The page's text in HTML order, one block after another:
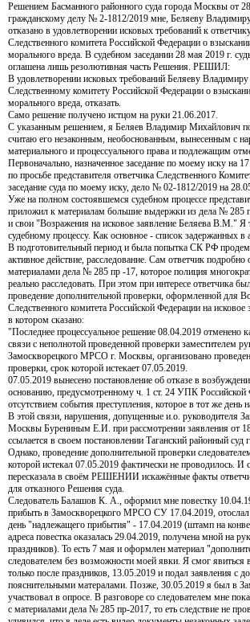
Решением Басманного районного суда города Москвы от
гражданскому делу № 2-1812/2019 мне, Беляеву
отказано в удовлетворении исковых требований к
Следственного комитета Российской Федерации о
морального вреда. В судебном заседании 28 мая 2019 г.
оглашена лишь резолютивная часть Решения. РЕШИЛ:
В удовлетворении исковых требований Беляеву
Следственному комитету Российской Федерации о
морального вреда, отказать.
Само решение получено истцом на руки 21.06.2017.
С указанным решением, я Беляев Владимир Михайлович
считаю его незаконным, необоснованным, вынесенным с
материального и процессуального права и подлежащим
Первоначально, назначенное заседание по моему иску на
по просьбе представителя ответчика Следственного
заседание суда по моему иску, дело № 02-1812/2019 на
Уже на полном состоявшемся судебном процессе
приложил к материалам большие выдержки из дела № 285
и свои "Возражения на исковое заявление Беляева В.М." Я
судебному процессу. Как основное - список задержанных в
В подготовительный период и была попытка СК РФ
активное действие, расследование. Сам ответчик подробно
материалами дела № 285 пр -17, которое полиция
реально расследовать. При этом при интересе ответчика
проведение дополнительной проверки, оформленной для
Следственного комитета Российской Федерации на
в котором сказано:
"Последнее процессуальное решение 08.04.2019 отменено
связи с неполнотой проведенной проверки заместителем
Замоскворецкого МРСО г. Москвы, организовано
проверки, срок которой истекает 07.05.2019.
07.05.2019 вынесено постановление об отказе в
основанию, предусмотренному ч. 1 ст. 24 УПК Российской
отсутствием события преступления, которое в тот же
В этой связи, нарушения, допущенные и.о. руководителя
Москвы Бурениным Е.И. при рассмотрении заявления от
ссылается в своем постановлении Таганский районный
Однако, проведение дополнительной проверки
которой истекал 07.05.2019 фактически не проводилось. И
пересказала в своём РЕШЕНИИ искажённые факты
для отказного Решения суда.
Следователь Балашов К. А., оформил мне повестку
прибыть в Замоскворецкого МРСО СУ 17.04.2019, отослал
день "надлежащего прибытия" - 17.04.2019 (штамп на
адреса повестка оказалась 29.04.2019, получена мной на
праздников). То есть 7 мая и оформлен материал
следователем без возможности моей явки. Я смог
только после праздников, 13.05.2019 и подал заявления с
пояснительными матералами. Позже, 30.05.2019 я был в
участвовал в опросе. В разговоре со следователем мне
с материалами дела № 285 пр-2017, то еть следствие не